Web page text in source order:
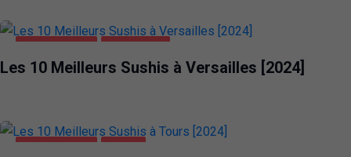
Les 10 Meilleurs Sushis à Versailles [2024]